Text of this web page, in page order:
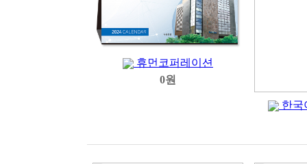
휴먼코퍼레이션
0원
한국